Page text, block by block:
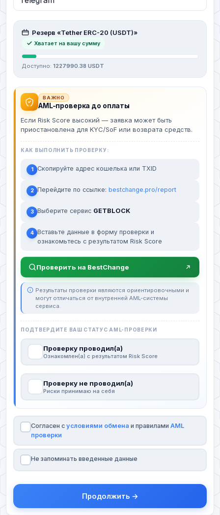
Резерв «Tether ERC-20 (USDT)»
Хватает на вашу сумму
Доступно: 1227990.38 USDT
ВАЖНО
AML-проверка до оплаты
Если Risk Score высокий — заявка может быть
приостановлена для KYC/SoF или возврата средств.
КАК ВЫПОЛНИТЬ ПРОВЕРКУ:
1 Скопируйте адрес кошелька или TXID
2 Перейдите по ссылке: bestchange.pro/report
3 Выберите сервис GETBLOCK
4 Вставьте данные в форму проверки и
ознакомьтесь с результатом Risk Score
Проверить на BestChange
Результаты проверки являются ориентировочными и
могут отличаться от внутренней AML-системы
сервиса.
ПОДТВЕРДИТЕ ВАШ СТАТУС AML-ПРОВЕРКИ
Проверку проводил(а)
Ознакомлен(а) с результатом Risk Score
Проверку не проводил(а)
Риски принимаю на себя
Согласен с условиями обмена и правилами AML
проверки
Не запоминать введенные данные
Продолжить →